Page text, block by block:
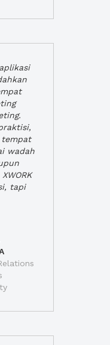
tempat
wadah
tapi